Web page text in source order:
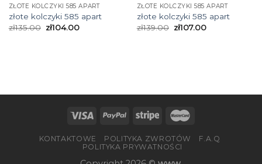
ZŁOTE KOLCZYKI 585 APART
złote kolczyki 585 apart
zł135.00 zł104.00
ZŁOTE KOLCZYKI 585 APART
złote kolczyki 585 apart
zł139.00 zł107.00
KONTAKTOWE POLITYKA ZWROTÓW
F.A.Q
POLITYKA PRYWATNOŚCI